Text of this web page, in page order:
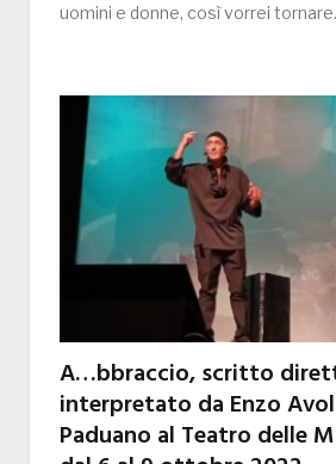
uomini e donne, così vorrei
A…bbraccio, scritto
interpretato da Enzo
Paduano al Teatro delle